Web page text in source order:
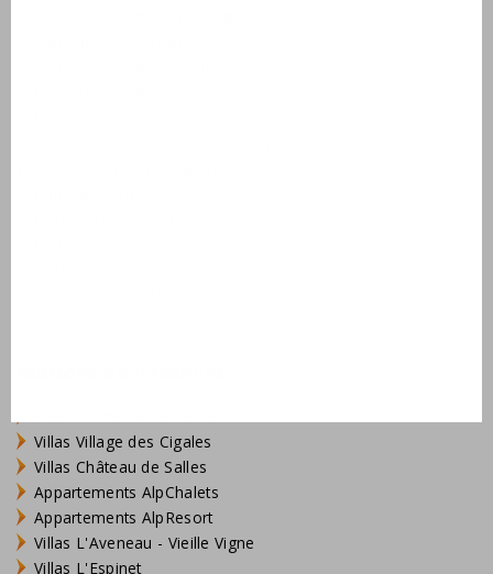
Villas Village des Cigales
Villas Château de Salles
Appartements AlpChalets
Appartements AlpResort
Villas L'Aveneau - Vieille Vigne
Villas L'Espinet